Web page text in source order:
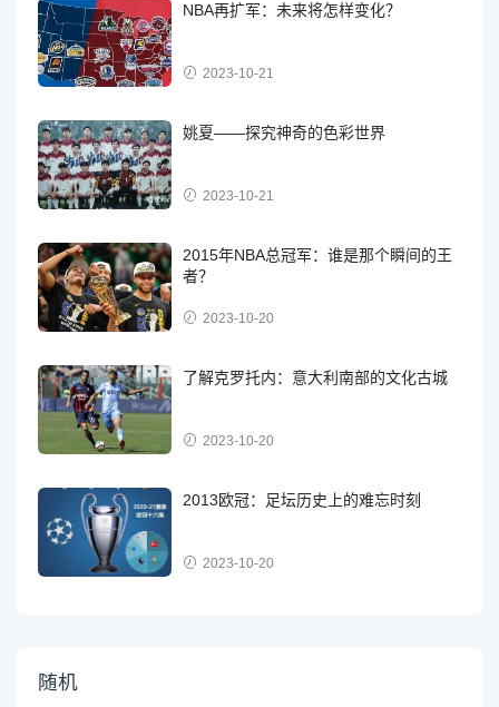
NBA再扩军：未来将怎样变化？
2023-10-21
姚夏——探究神奇的色彩世界
2023-10-21
2015年NBA总冠军：谁是那个瞬间的王
者？
2023-10-20
了解克罗托内：意大利南部的文化古城
2023-10-20
2013欧冠：足坛历史上的难忘时刻
2023-10-20
随机